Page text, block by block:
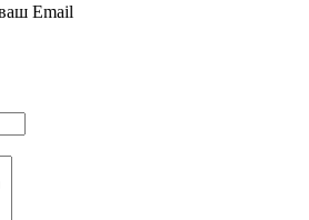
Email